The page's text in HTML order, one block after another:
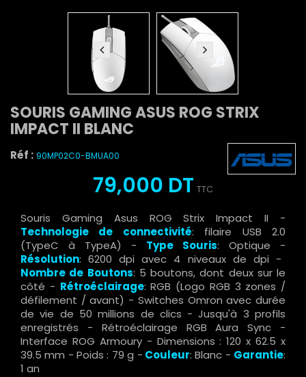
SOURIS GAMING ASUS ROG STRIX
IMPACT II BLANC
Réf : 90MP02C0-BMUA00
79,000 DT TTC
Souris Gaming Asus ROG Strix Impact II -
Technologie de connectivité: filaire USB 2.0
(TypeC à TypeA) - Type Souris: Optique -
Résolution: 6200 dpi avec 4 niveaux de dpi -
Nombre de Boutons: 5 boutons, dont deux sur le
côté - Rétroéclairage: RGB (Logo RGB 3 zones /
défilement / avant) - Switches Omron avec durée
de vie de 50 millions de clics - Jusqu'à 3 profils
enregistrés - Rétroéclairage RGB Aura Sync -
Interface ROG Armoury - Dimensions : 120 x 62.5 x
39.5 mm - Poids : 79 g - Couleur: Blanc - Garantie:
1 an